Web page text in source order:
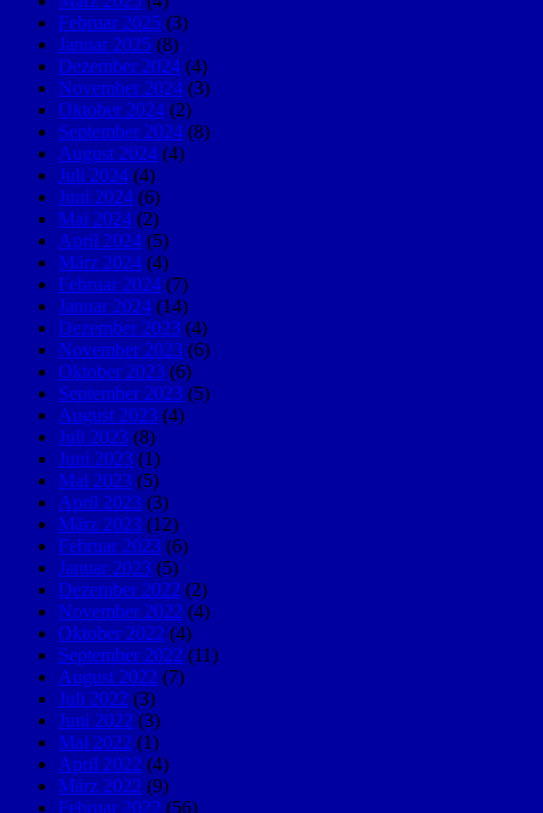
Februar 2025 (3)
Januar 2025 (8)
Dezember 2024 (4)
November 2024 (3)
Oktober 2024 (2)
September 2024 (8)
August 2024 (4)
Juli 2024 (4)
Juni 2024 (6)
Mai 2024 (2)
April 2024 (5)
März 2024 (4)
Februar 2024 (7)
Januar 2024 (14)
Dezember 2023 (4)
November 2023 (6)
Oktober 2023 (6)
September 2023 (5)
August 2023 (4)
Juli 2023 (8)
Juni 2023 (1)
Mai 2023 (5)
April 2023 (3)
März 2023 (12)
Februar 2023 (6)
Januar 2023 (5)
Dezember 2022 (2)
November 2022 (4)
Oktober 2022 (4)
September 2022 (11)
August 2022 (7)
Juli 2022 (3)
Juni 2022 (3)
Mai 2022 (1)
April 2022 (4)
März 2022 (9)
Februar 2022 (56)